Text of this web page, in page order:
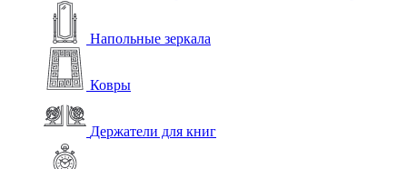
Напольные зеркала
Ковры
Держатели для книг